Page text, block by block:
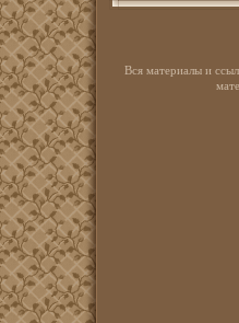
Вся материалы и